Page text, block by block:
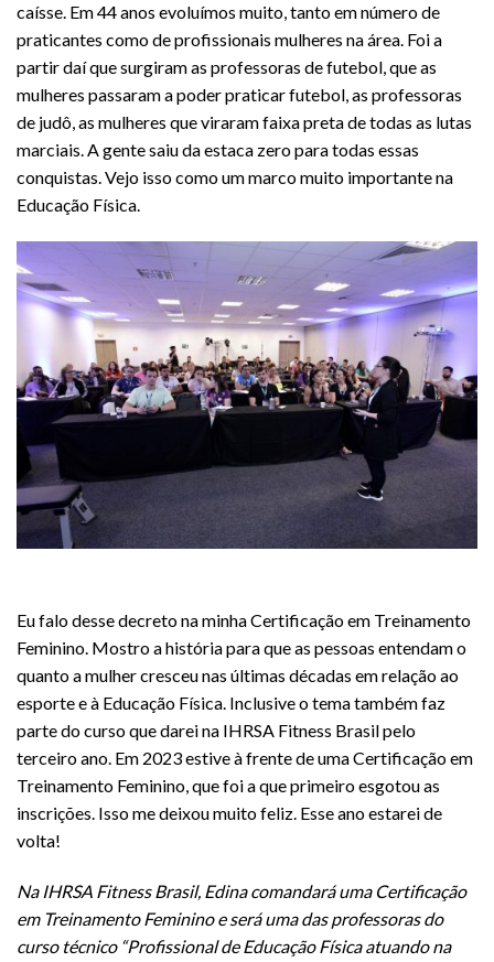
caísse. Em 44 anos evoluímos muito, tanto em número de
praticantes como de profissionais mulheres na área. Foi a
partir daí que surgiram as professoras de futebol, que as
mulheres passaram a poder praticar futebol, as professoras
de judô, as mulheres que viraram faixa preta de todas as lutas
marciais. A gente saiu da estaca zero para todas essas
conquistas. Vejo isso como um marco muito importante na
Educação Física.
Eu falo desse decreto na minha Certificação em Treinamento
Feminino. Mostro a história para que as pessoas entendam o
quanto a mulher cresceu nas últimas décadas em relação ao
esporte e à Educação Física. Inclusive o tema também faz
parte do curso que darei na IHRSA Fitness Brasil pelo
terceiro ano. Em 2023 estive à frente de uma Certificação em
Treinamento Feminino, que foi a que primeiro esgotou as
inscrições. Isso me deixou muito feliz. Esse ano estarei de
volta!
Na IHRSA Fitness Brasil, Edina comandará uma Certificação
em Treinamento Feminino e será uma das professoras do
curso técnico “Profissional de Educação Física atuando na